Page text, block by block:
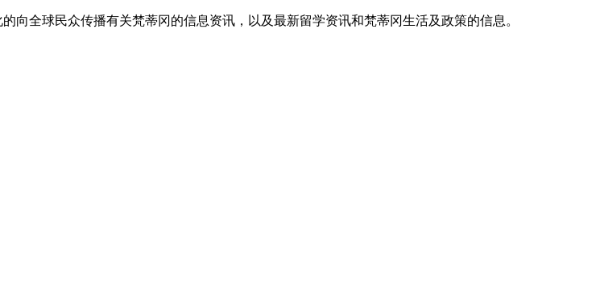
向全球民众传播有关梵蒂冈的信息资讯，以及最新留学资讯和梵蒂冈生活及政策的信息。